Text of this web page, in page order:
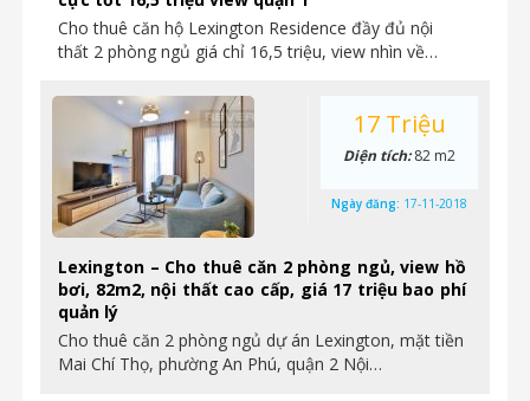
Cho thuê căn hộ Lexington Residence đầy đủ nội
thất 2 phòng ngủ giá chỉ 16,5 triệu, view nhìn về…
Lexington – Cho thuê căn 2 phòng ngủ, view hồ
bơi, 82m2, nội thất cao cấp, giá 17 triệu bao phí
quản lý
Cho thuê căn 2 phòng ngủ dự án Lexington, mặt tiền
Mai Chí Thọ, phường An Phú, quận 2 Nội…
17 Triệu
Diện tích:82 m2
Ngày đăng: 17-11-2018